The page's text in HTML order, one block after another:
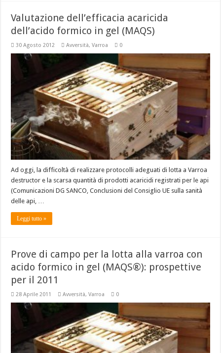
Valutazione dell’efficacia acaricida
dell’acido formico in gel (MAQS)
30 Agosto 2012 Avversità,Varroa 0
Ad oggi, la difficoltà di realizzare protocolli adeguati di lotta a Varroa
destructor e la scarsa quantità di prodotti acaricidi registrati per le api
(Comunicazioni DG SANCO, Conclusioni del Consiglio UE sulla sanità
delle api, …
Leggi tutto »
Prove di campo per la lotta alla varroa con
acido formico in gel (MAQS®): prospettive
per il 2011
28 Aprile 2011 Avversità,Varroa 0